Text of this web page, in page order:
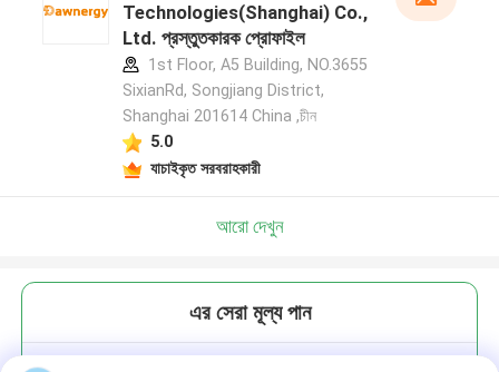
Technologies(Shanghai) Co.,
Ltd. প্রস্তুতকারক প্রোফাইল
1st Floor, A5 Building, NO.3655
SixianRd, Songjiang District,
Shanghai 201614 China ,চীন
5.0
যাচাইকৃত সরবরাহকারী
আরো দেখুন
এর সেরা মূল্য পান